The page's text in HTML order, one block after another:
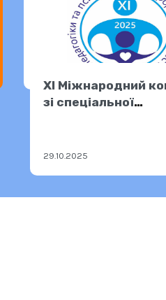
ХІ Міжнародний
зі спеціальної
29.10.2025